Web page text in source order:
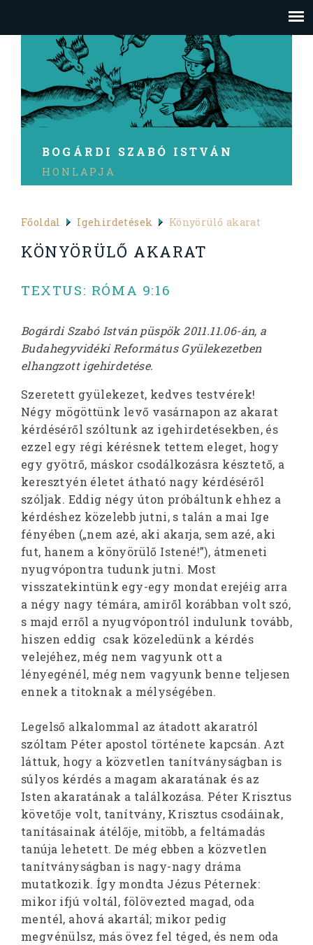
BOGÁRDI SZABÓ ISTVÁN
HONLAPJA
Főoldal Igehirdetések Könyörülő akarat
KÖNYÖRÜLŐ AKARAT
TEXTUS: RÓMA 9:16
Bogárdi Szabó István püspök 2011.11.06-án, a
Budahegyvidéki Református Gyülekezetben
elhangzott igehirdetése.
Szeretett gyülekezet, kedves testvérek!
Négy mögöttünk levő vasárnapon az akarat
kérdéséről szóltunk az igehirdetésekben, és
ezzel egy régi kérésnek tettem eleget, hogy
egy gyötrő, máskor csodálkozásra késztető, a
keresztyén életet átható nagy kérdéséről
szóljak. Eddig négy úton próbáltunk ehhez a
kérdéshez közelebb jutni, s talán a mai Ige
fényében („nem azé, aki akarja, sem azé, aki
fut, hanem a könyörülő Istené!”), átmeneti
nyugvópontra tudunk jutni. Most
visszatekintünk egy-egy mondat erejéig arra
a négy nagy témára, amiről korábban volt szó,
s majd erről a nyugvópontról indulunk tovább,
hiszen eddig csak közeledünk a kérdés
velejéhez, még nem vagyunk ott a
lényegénél, még nem vagyunk benne teljesen
ennek a titoknak a mélységében.
Legelső alkalommal az átadott akaratról
szóltam Péter apostol története kapcsán. Azt
láttuk, hogy a közvetlen tanítványságban is
súlyos kérdés a magam akaratának és az
Isten akaratának a találkozása. Péter Krisztus
követője volt, tanítvány, Krisztus csodáinak,
tanításainak átélője, mitöbb, a feltámadás
tanúja lehetett. De még ebben a közvetlen
tanítványságban is nagy-nagy dráma
mutatkozik. Így mondta Jézus Péternek:
mikor ifjú voltál, fölövezted magad, oda
mentél, ahová akartál; mikor pedig
megvénülsz, más övez fel téged, és nem oda